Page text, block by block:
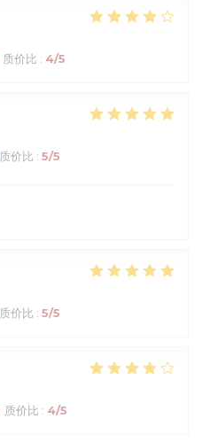
质价比 : 4/5
质价比 : 5/5
质价比 : 5/5
质价比 : 4/5